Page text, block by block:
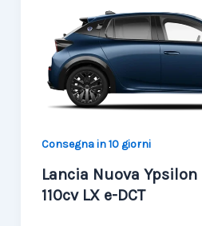
Consegna in 10 giorni
Lancia Nuova
110cv LX e-DCT